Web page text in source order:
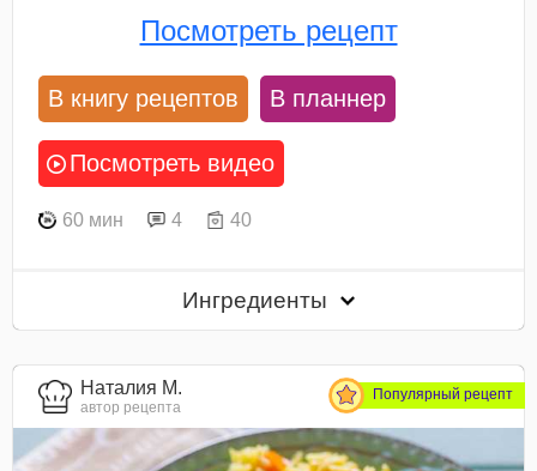
Посмотреть рецепт
В книгу рецептов В планнер
Посмотреть видео
60 мин 4 40
Ингредиенты
Наталия М.
автор рецепта
Популярный рецепт